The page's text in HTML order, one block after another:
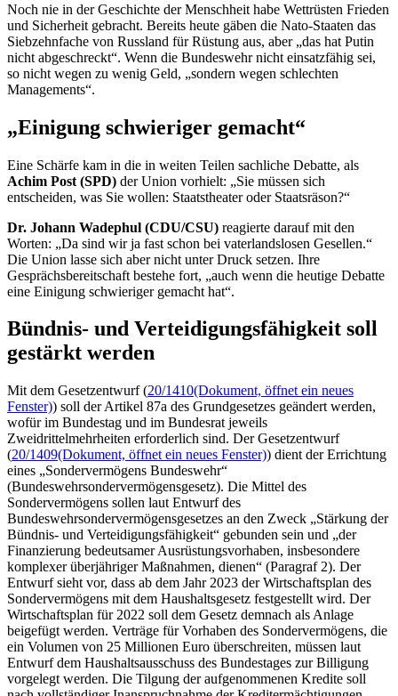
Noch nie in der Geschichte der Menschheit habe Wettrüsten Frieden
und Sicherheit gebracht. Bereits heute gäben die Nato-Staaten das
Siebzehnfache von Russland für Rüstung aus, aber „das hat Putin
nicht abgeschreckt“. Wenn die Bundeswehr nicht einsatzfähig sei,
so nicht wegen zu wenig Geld, „sondern wegen schlechten
Managements“.
„Einigung schwieriger gemacht“
Eine Schärfe kam in die in weiten Teilen sachliche Debatte, als
Achim Post (SPD) der Union vorhielt: „Sie müssen sich
entscheiden, was Sie wollen: Staatstheater oder Staatsräson?“
Dr. Johann Wadephul (CDU/CSU) reagierte darauf mit den
Worten: „Da sind wir ja fast schon bei vaterlandslosen Gesellen.“
Die Union lasse sich aber nicht unter Druck setzen. Ihre
Gesprächsbereitschaft bestehe fort, „auch wenn die heutige Debatte
eine Einigung schwieriger gemacht hat“.
Bündnis- und Verteidigungsfähigkeit soll
gestärkt werden
Mit dem Gesetzentwurf (20/1410(Dokument, öffnet ein neues
Fenster)) soll der Artikel 87a des Grundgesetzes geändert werden,
wofür im Bundestag und im Bundesrat jeweils
Zweidrittelmehrheiten erforderlich sind. Der Gesetzentwurf
(20/1409(Dokument, öffnet ein neues Fenster)) dient der Errichtung
eines „Sondervermögens Bundeswehr“
(Bundeswehrsondervermögensgesetz). Die Mittel des
Sondervermögens sollen laut Entwurf des
Bundeswehrsondervermögensgesetzes an den Zweck „Stärkung der
Bündnis- und Verteidigungsfähigkeit“ gebunden sein und „der
Finanzierung bedeutsamer Ausrüstungsvorhaben, insbesondere
komplexer überjähriger Maßnahmen, dienen“ (Paragraf 2). Der
Entwurf sieht vor, dass ab dem Jahr 2023 der Wirtschaftsplan des
Sondervermögens mit dem Haushaltsgesetz festgestellt wird. Der
Wirtschaftsplan für 2022 soll dem Gesetz demnach als Anlage
beigefügt werden. Verträge für Vorhaben des Sondervermögens, die
ein Volumen von 25 Millionen Euro überschreiten, müssen laut
Entwurf dem Haushaltsausschuss des Bundestages zur Billigung
vorgelegt werden. Die Tilgung der aufgenommenen Kredite soll